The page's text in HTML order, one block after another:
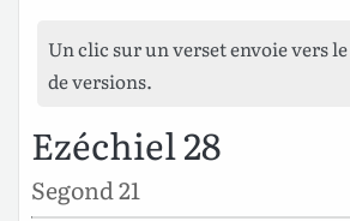
Un clic sur un verset envoie vers
de versions.
Ezéchiel 28
Segond 21